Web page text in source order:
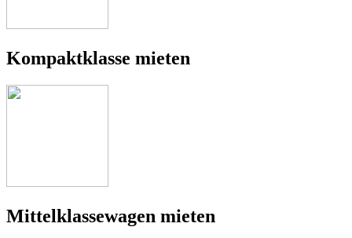
Kompaktklasse mieten
Mittelklassewagen mieten